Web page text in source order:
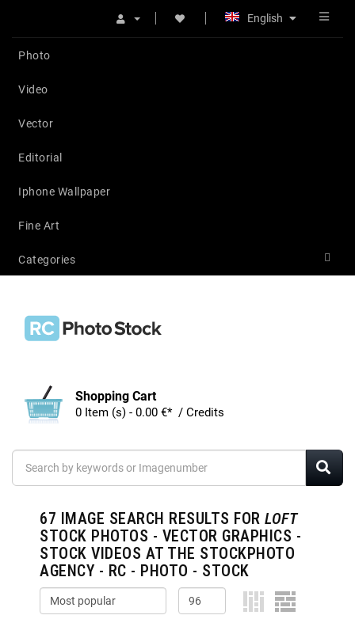
English
Photo
Video
Vector
Editorial
Iphone Wallpaper
Fine Art
Categories
Shopping Cart
0 Item (s) - 0.00 €* / Credits
67 IMAGE SEARCH RESULTS FOR LOFT
STOCK PHOTOS - VECTOR GRAPHICS -
STOCK VIDEOS AT THE STOCKPHOTO
AGENCY - RC - PHOTO - STOCK